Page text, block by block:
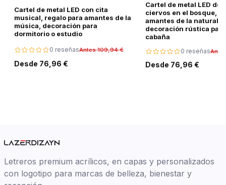
Cartel de metal LED con cita
musical, regalo para amantes de la
música, decoración para
dormitorio o estudio
0 reseñasAntes 109,94 €
Desde 76,96 €
Cartel de metal LED de
ciervos en el bosque,
amantes de la
decoración rústica
cabaña
0 reseñas
Desde 76,96 €
Letreros premium acrílicos, en capas y personalizados
con logotipo para marcas de belleza, bienestar y